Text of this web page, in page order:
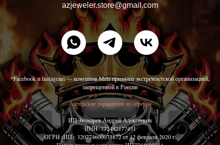
azjeweler.store@gmail.com
*Facebook и Instagram — компания Meta признана экстремистской организацией,
запрещенной в России
Авторские украшения из серебра
ИП Звонарев Андрей Алексеевич
ИНН: 772482177431
ОГРН (ИП): 320774600073872 от 12 февраля 2020 г.